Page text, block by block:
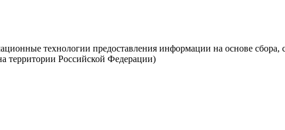
технологии предоставления информации на основе сбора,
территории Российской Федерации)